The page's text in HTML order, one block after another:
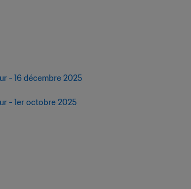
- 16 décembre 2025
- 1er octobre 2025